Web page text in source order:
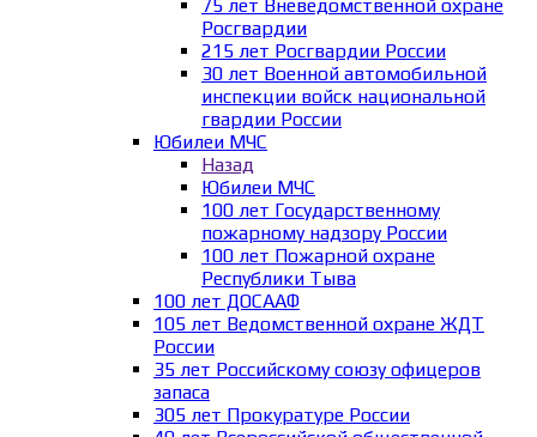
75 лет Вневедомственной охране
Росгвардии
215 лет Росгвардии России
30 лет Военной автомобильной
инспекции войск национальной
гвардии России
Юбилеи МЧС
Назад
Юбилеи МЧС
100 лет Государственному
пожарному надзору России
100 лет Пожарной охране
Республики Тыва
100 лет ДОСААФ
105 лет Ведомственной охране ЖДТ
России
35 лет Российскому союзу офицеров
запаса
305 лет Прокуратуре России